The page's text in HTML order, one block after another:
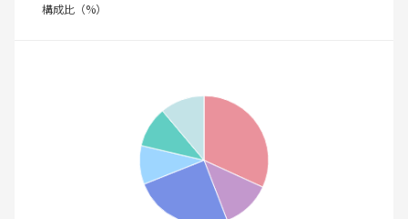
構成比（%）